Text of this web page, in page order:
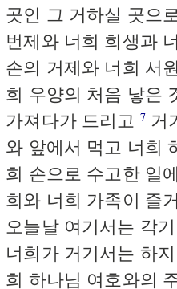
곳인 그 거하실 곳으
번제와 너희 희생과
손의 거제와 너희 서
희 우양의 처음 낳은
가져다가 드리고 7거
와 앞에서 먹고 너희
희 손으로 수고한 일
희와 너희 가족이 즐
오늘날 여기서는 각
너희가 거기서는 하
희 하나님 여호와의